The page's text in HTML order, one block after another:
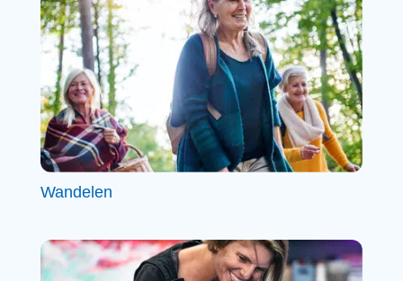
Wandelen